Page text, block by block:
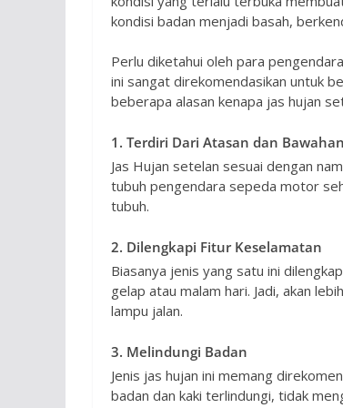
kondisi badan menjadi basah,
Perlu diketahui oleh para
ini sangat direkomendasikan untuk
beberapa alasan kenapa jas hujan
1. Terdiri Dari Atasan dan Bawahan
Jas Hujan setelan sesuai dengan
tubuh pengendara sepeda motor
tubuh.
2. Dilengkapi Fitur Keselamatan
Biasanya jenis yang satu ini
gelap atau malam hari. Jadi, akan
lampu jalan.
3. Melindungi Badan
Jenis jas hujan ini memang
badan dan kaki terlindungi, tidak